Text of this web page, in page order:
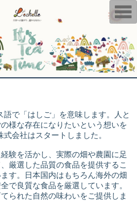
語で「はしご」を意味します。人と
様な存在になりたいという想いを
会社はスタートしました。
験を活かし、実際の畑や農園に足
厳選した品質の食品を提供するこ
す。日本国内はもちろん海外の畑
で良質な食品を厳選しています。
られた自然の味わいをご提供しま
T
o
g
l
e
n
a
v
o
n